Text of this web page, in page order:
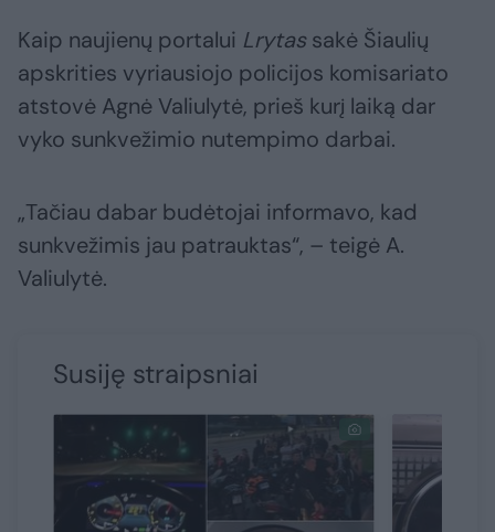
Kaip naujienų portalui Lrytassakė Šiaulių
apskrities vyriausiojo policijos komisariato
atstovė Agnė Valiulytė, prieš kurį laiką dar
vyko sunkvežimio nutempimo darbai.
„Tačiau dabar budėtojai informavo, kad
sunkvežimis jau patrauktas“, – teigė A.
Valiulytė.
Susiję straipsniai